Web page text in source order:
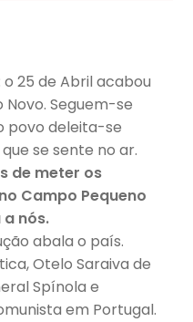
25 de Abril acabou
Seguem-se
povo deleita-se
se sente no ar.
de meter os
Campo Pequeno
nós.
abala o país.
Otelo Saraiva de
Spínola e
em Portugal.